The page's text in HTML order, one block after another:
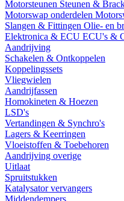
Motorsteunen Steunen &
Motorswap onderdelen
Slangen & Fittingen Olie- en
Elektronica & ECU ECU's &
Aandrijving
Schakelen & Ontkoppelen
Koppelingssets
Vliegwielen
Aandrijfassen
Homokineten & Hoezen
LSD's
Vertandingen & Synchro's
Lagers & Keerringen
Vloeistoffen & Toebehoren
Aandrijving overige
Uitlaat
Spruitstukken
Katalysator vervangers
Middendempers